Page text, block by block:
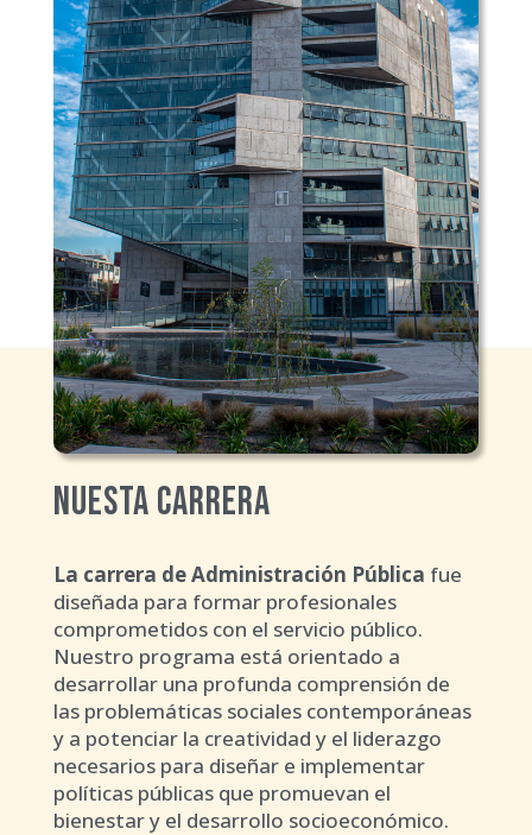
Nuesta Carrera
La carrera de Administración Pública fue
diseñada para formar profesionales
comprometidos con el servicio público.
Nuestro programa está orientado a
desarrollar una profunda comprensión de
las problemáticas sociales contemporáneas
y a potenciar la creatividad y el liderazgo
necesarios para diseñar e implementar
políticas públicas que promuevan el
bienestar y el desarrollo socioeconómico.